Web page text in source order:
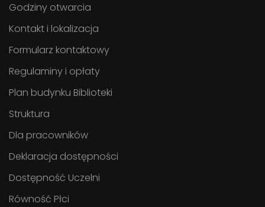
Godziny otwarcia
Kontakt i lokalizacja
Formularz kontaktowy
Regulaminy i opłaty
Plan budynku Biblioteki
Struktura
Dla pracowników
Deklaracja dostępności
Dostępność Uczelni
Równość Płci